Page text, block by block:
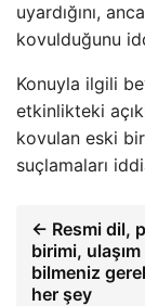
uyardığını,
kovulduğunu
Konuyla ilgili
etkinlikteki
kovulan eski
suçlamaları
← Resmi dil,
birimi, ulaşım
bilmeniz
her şey